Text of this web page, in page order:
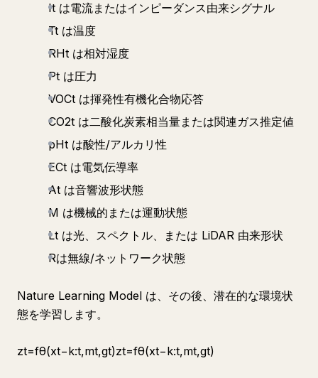
It​ は電流またはインピーダンス由来シグナル
Tt​ は温度
RHt​ は相対湿度
Pt は圧力
VOCt​ は揮発性有機化合物応答
CO2t​ は二酸化炭素相当量または関連ガス推定値
pHt​ は酸性/アルカリ性
ECt は電気伝導率
At は音響波形状態
M​ は機械的または運動状態
Lt​ は光、スペクトル、または LiDAR 由来形状
R​は無線/ネットワーク状態
Nature Learning Model は、その後、潜在的な環境状
態を学習します。
zt​=fθ​(xt−k:t​,mt​,gt​)zt​=fθ​(xt−k:t​,mt​,gt​)